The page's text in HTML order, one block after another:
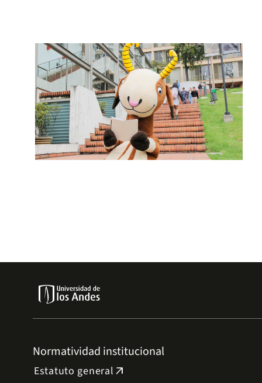
Normatividad institucional
Estatuto general arrow_outward